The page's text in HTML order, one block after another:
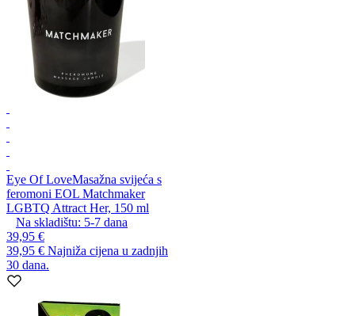
Eye Of LoveMasažna svijeća s
feromoni EOL Matchmaker
LGBTQ Attract Her, 150 ml
Na skladištu: 5-7 dana
39,95 €
39,95 € Najniža cijena u zadnjih
30 dana.